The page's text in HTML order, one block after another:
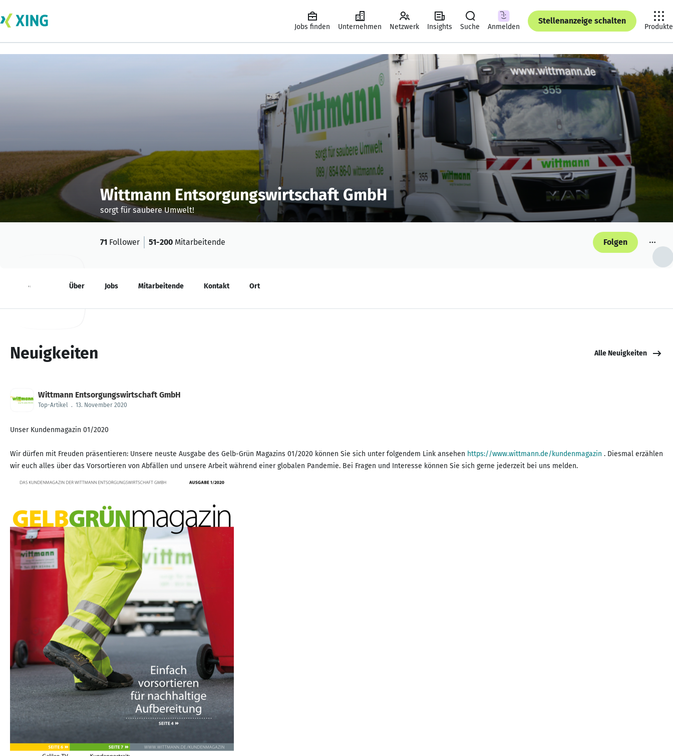
Jobs finden Unternehmen Netzwerk Insights Suche Anmelden
Stellenanzeige schalten
Produkte
Wittmann Entsorgungswirtschaft GmbH
sorgt für saubere Umwelt!
71 Follower 51-200 Mitarbeitende Folgen
Neuigkeiten Über Jobs Mitarbeitende Kontakt Ort
Neuigkeiten Alle Neuigkeiten
Wittmann Entsorgungswirtschaft GmbH
Top-Artikel . 13. November 2020
Unser Kundenmagazin 01/2020
Wir dürfen mit Freuden präsentieren: Unsere neuste Ausgabe des Gelb-Grün Magazins 01/2020 können Sie sich unter folgendem Link ansehen https://www.wittmann.de/kundenmagazin . Diesmal erzählen
wir euch alles über das Vorsortieren von Abfällen und unsere Arbeit während einer globalen Pandemie. Bei Fragen und Interesse können Sie sich gerne jederzeit bei uns melden.